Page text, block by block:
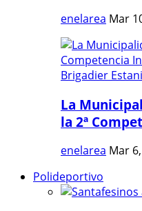
enelarea Mar
La
la 2ª
enelarea Mar
Polideportivo